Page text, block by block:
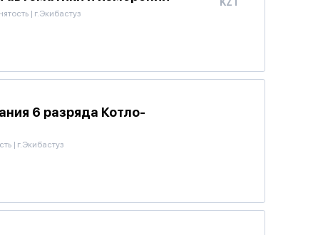
| г.Экибастуз
6 разряда Котло-
| г.Экибастуз